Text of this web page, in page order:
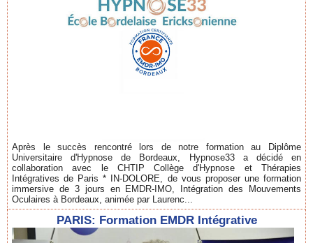
Après le succès rencontré lors de notre formation au Diplôme
Universitaire d'Hypnose de Bordeaux, Hypnose33 a décidé en
collaboration avec le CHTIP Collège d'Hypnose et Thérapies
Intégratives de Paris * IN-DOLORE, de vous proposer une formation
immersive de 3 jours en EMDR-IMO, Intégration des Mouvements
Oculaires à Bordeaux, animée par Laurenc...
PARIS: Formation EMDR Intégrative